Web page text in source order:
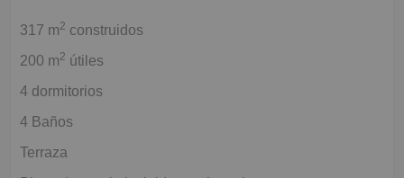
317 m2 construidos
200 m2 útiles
4 dormitorios
4 Baños
Terraza